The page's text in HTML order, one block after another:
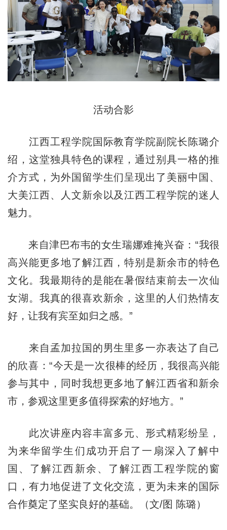
活动合影
江西工程学院国际教育学院副院长陈璐介
绍，这堂独具特色的课程，通过别具一格的推
介方式，为外国留学生们呈现出了美丽中国、
大美江西、人文新余以及江西工程学院的迷人
魅力。
来自津巴布韦的女生瑞娜难掩兴奋：“我很
高兴能更多地了解江西，特别是新余市的特色
文化。我最期待的是能在暑假结束前去一次仙
女湖。我真的很喜欢新余，这里的人们热情友
好，让我有宾至如归之感。”
来自孟加拉国的男生里多一亦表达了自己
的欣喜：“今天是一次很棒的经历，我很高兴能
参与其中，同时我想更多地了解江西省和新余
市，参观这里更多值得探索的好地方。”
此次讲座内容丰富多元、形式精彩纷呈，
为来华留学生们成功开启了一扇深入了解中
国、了解江西新余、了解江西工程学院的窗
口，有力地促进了文化交流，更为未来的国际
合作奠定了坚实良好的基础。（文/图 陈璐）